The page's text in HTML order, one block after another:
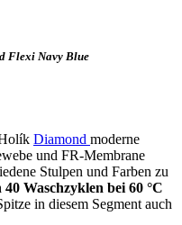
Flexi Navy Blue
Diamond moderne
und FR-Membrane
Stulpen und Farben zu
40 Waschzyklen bei 60 °C
in diesem Segment auch